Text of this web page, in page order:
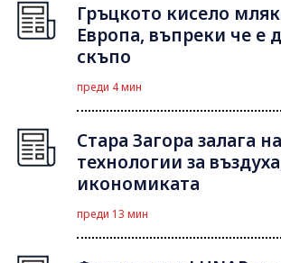
Гръцкото кисело
Европа, въпреки че е
скъпо
преди 4 мин
Стара Загора залага
технологии за
икономиката
преди 13 мин